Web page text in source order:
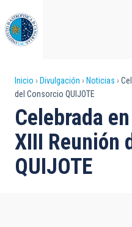
al
contenido
principal
Sobrescribir
enlaces
de
ayuda
a
Inicio Divulgación Noticias
del Consorcio QUIJOTE
Celebrada
XIII Reunión
QUIJOTE